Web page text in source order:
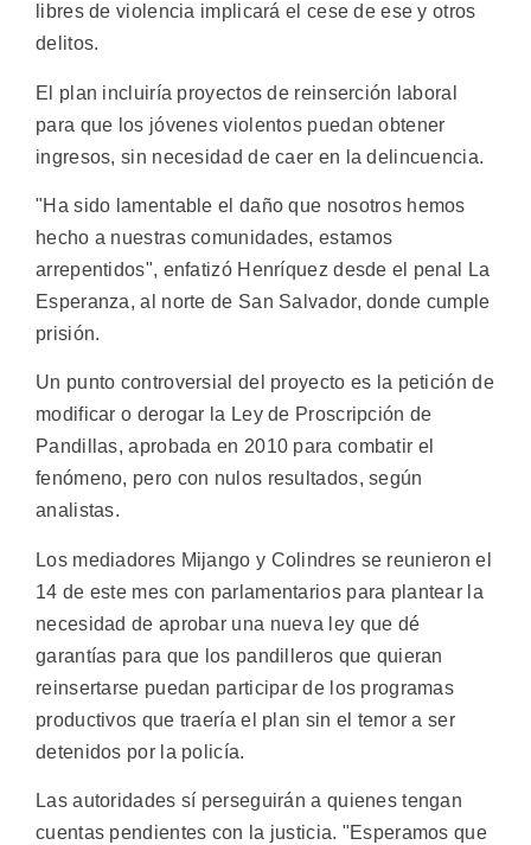
libres de violencia implicará el cese de ese y otros
delitos.
El plan incluiría proyectos de reinserción laboral
para que los jóvenes violentos puedan obtener
ingresos, sin necesidad de caer en la delincuencia.
"Ha sido lamentable el daño que nosotros hemos
hecho a nuestras comunidades, estamos
arrepentidos", enfatizó Henríquez desde el penal La
Esperanza, al norte de San Salvador, donde cumple
prisión.
Un punto controversial del proyecto es la petición de
modificar o derogar la Ley de Proscripción de
Pandillas, aprobada en 2010 para combatir el
fenómeno, pero con nulos resultados, según
analistas.
Los mediadores Mijango y Colindres se reunieron el
14 de este mes con parlamentarios para plantear la
necesidad de aprobar una nueva ley que dé
garantías para que los pandilleros que quieran
reinsertarse puedan participar de los programas
productivos que traería el plan sin el temor a ser
detenidos por la policía.
Las autoridades sí perseguirán a quienes tengan
cuentas pendientes con la justicia. "Esperamos que